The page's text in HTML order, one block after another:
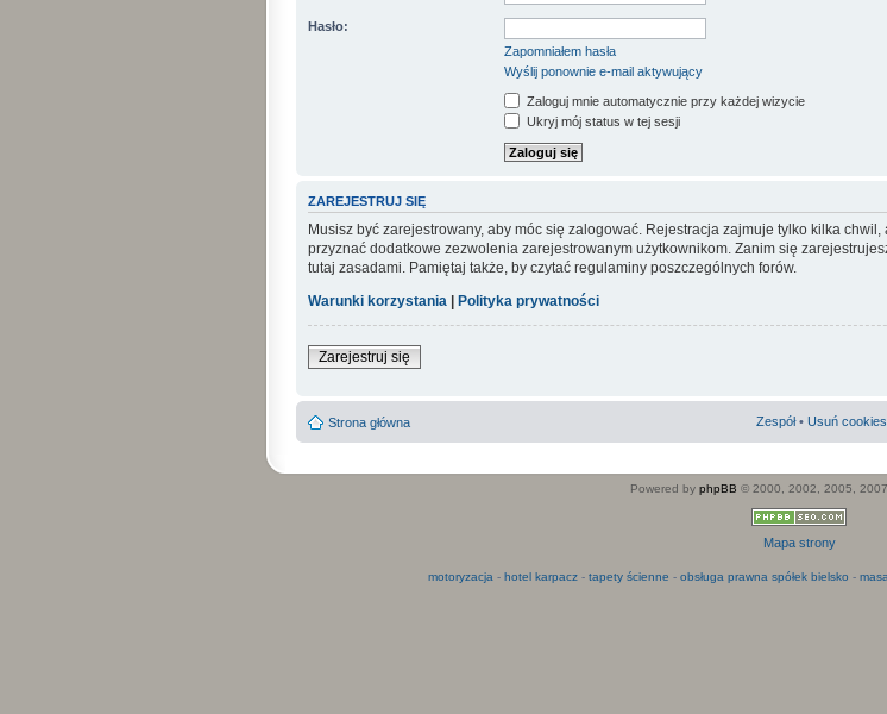
Hasło:
Zapomniałem hasła
Wyślij ponownie e-mail aktywujący
Zaloguj mnie automatycznie przy każdej wizycie
Ukryj mój status w tej sesji
ZAREJESTRUJ SIĘ
Musisz być zarejestrowany, aby móc się zalogować. Rejestracja zajmuje tylko kilka
przyznać dodatkowe zezwolenia zarejestrowanym użytkownikom. Zanim się
tutaj zasadami. Pamiętaj także, by czytać regulaminy poszczególnych forów.
Warunki korzystania | Polityka prywatności
Zarejestruj się
Strona główna Zespół• Usuń
Powered by phpBB © 2000, 2002, 2005,
Mapa strony
motoryzacja - hotel karpacz- tapety ścienne - obsługa prawna spółek bielsko -